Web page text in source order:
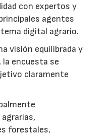
con expertos y
agentes
digital agrario.
visión equilibrada y
la encuesta se
claramente
forestales,